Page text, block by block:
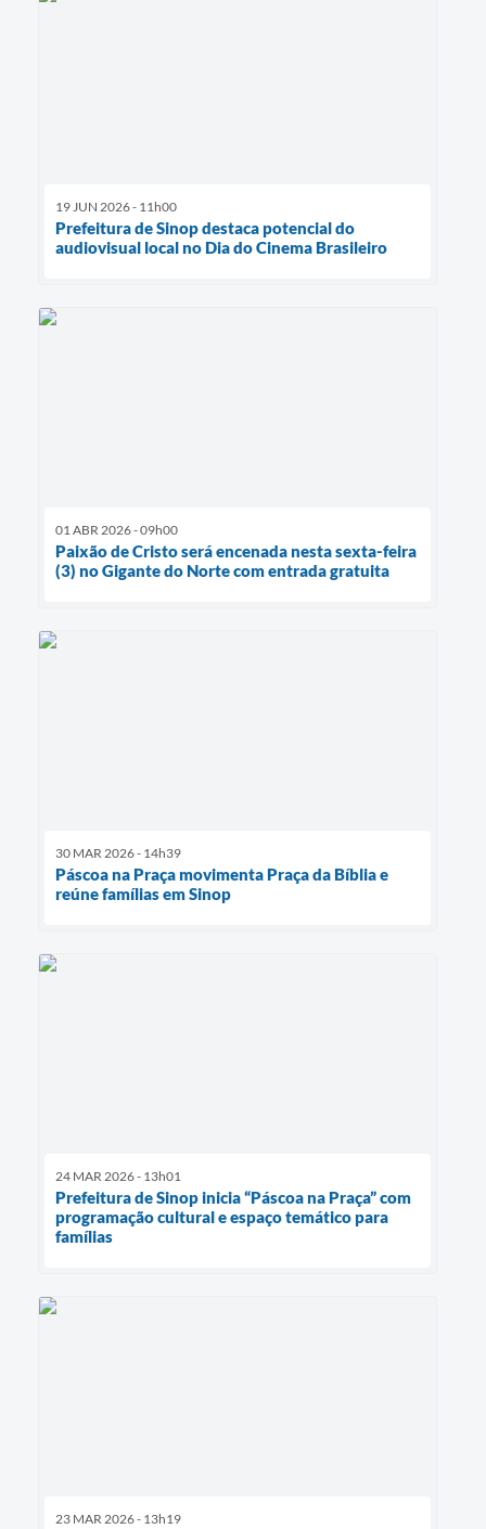
19 JUN 2026 - 11h00
Prefeitura de Sinop destaca potencial do
audiovisual local no Dia do Cinema Brasileiro
01 ABR 2026 - 09h00
Paixão de Cristo será encenada nesta sexta-feira
(3) no Gigante do Norte com entrada gratuita
30 MAR 2026 - 14h39
Páscoa na Praça movimenta Praça da Bíblia e
reúne famílias em Sinop
24 MAR 2026 - 13h01
Prefeitura de Sinop inicia “Páscoa na Praça” com
programação cultural e espaço temático para
famílias
23 MAR 2026 - 13h19